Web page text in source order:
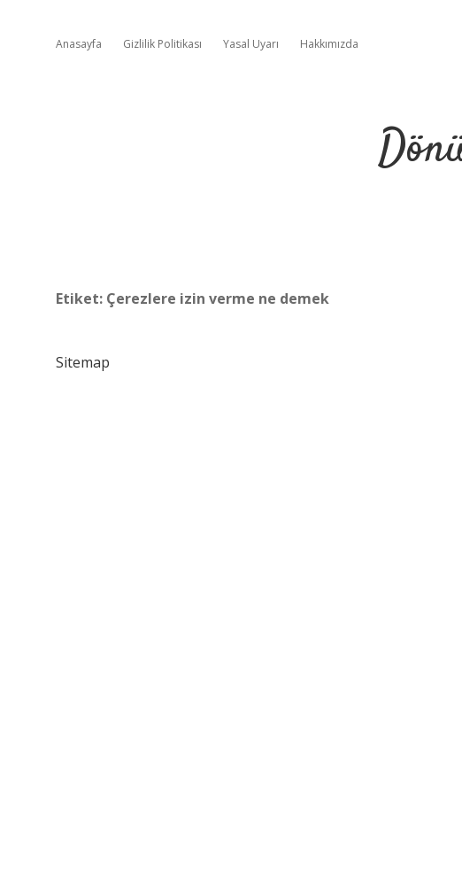
Anasayfa Gizlilik Politikası Yasal Uyarı Hakkımızda
Etiket: Çerezlere izin verme ne demek
Sitemap